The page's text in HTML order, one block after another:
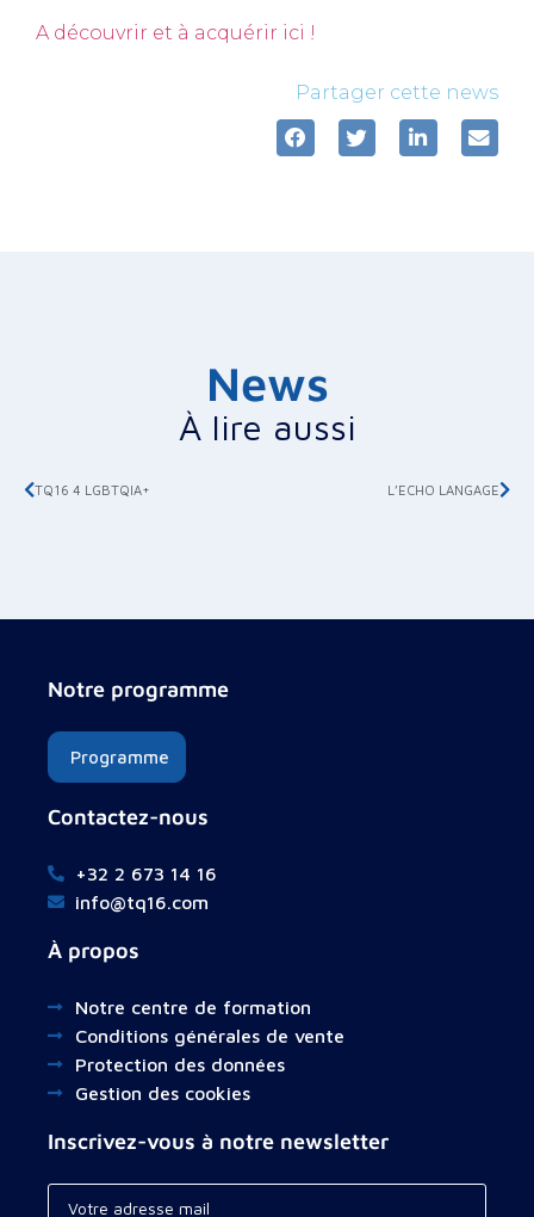
A découvrir et à acquérir ici !
Partager cette news
News
À lire aussi
TQ16 4 LGBTQIA+ L’ECHO LANGAGE
Notre programme
Programme
Contactez-nous
+32 2 673 14 16
info@tq16.com
À propos
Notre centre de formation
Conditions générales de vente
Protection des données
Gestion des cookies
Inscrivez-vous à notre newsletter